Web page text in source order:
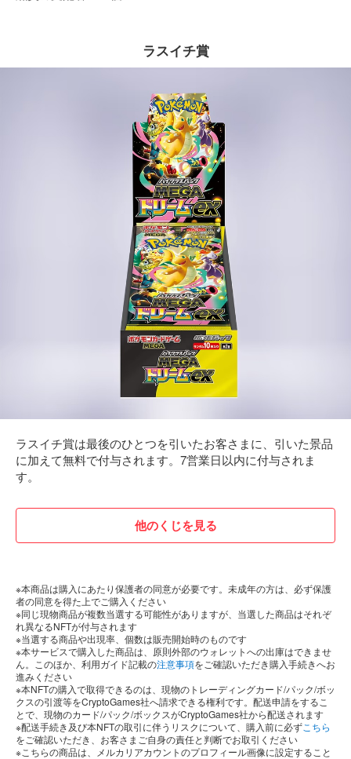
ラスイチ賞
ラスイチ賞は最後のひとつを引いたお客さまに、引いた景品
に加えて無料で付与されます。7営業日以内に付与されま
す。
他のくじを見る
※本商品は購入にあたり保護者の同意が必要です。未成年の方は、必ず保護
者の同意を得た上でご購入ください
※同じ現物商品が複数当選する可能性がありますが、当選した商品はそれぞ
れ異なるNFTが付与されます
※当選する商品や出現率、個数は販売開始時のものです
※本サービスで購入した商品は、原則外部のウォレットへの出庫はできませ
ん。このほか、利用ガイド記載の注意事項をご確認いただき購入手続きへお
進みください
※本NFTの購入で取得できるのは、現物のトレーディングカード/パック/ボッ
クスの引渡等をCryptoGames社へ請求できる権利です。配送申請をするこ
とで、現物のカード/パック/ボックスがCryptoGames社から配送されます
※配送手続き及び本NFTの取引に伴うリスクについて、購入前に必ずこちら
をご確認いただき、お客さまご自身の責任と判断でお取引ください
※こちらの商品は、メルカリアカウントのプロフィール画像に設定すること